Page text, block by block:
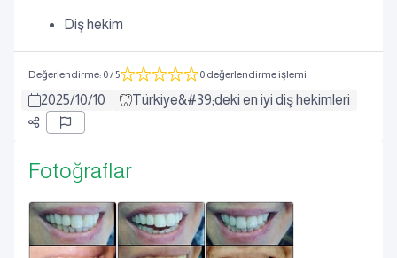
Diş hekim
Değerlendirme: 0/ 5 0 değerlendirme işlemi
2025/10/10 Türkiye&#39;deki en iyi diş hekimleri
Fotoğraflar